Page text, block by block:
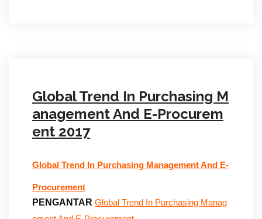
Global Trend In Purchasing M
anagement And E-Procurem
ent 2017
Global Trend In Purchasing Management And E-
Procurement
PENGANTAR Global Trend In Purchasing Manag